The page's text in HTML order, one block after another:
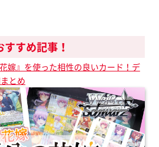
すめ記事！
嫁』を使った相性の良いカード！デ
とめ